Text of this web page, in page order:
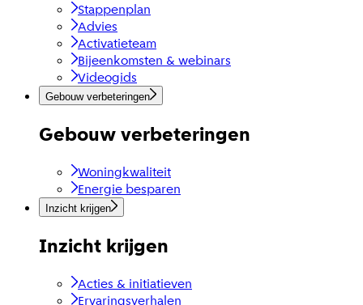
Stappenplan
Advies
Activatieteam
Bijeenkomsten & webinars
Videogids
Gebouw verbeteringen
Gebouw verbeteringen
Woningkwaliteit
Energie besparen
Inzicht krijgen
Inzicht krijgen
Acties & initiatieven
Ervaringsverhalen